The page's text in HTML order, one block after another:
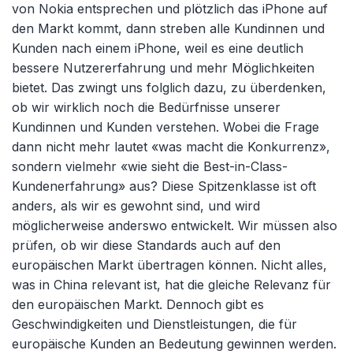
von Nokia entsprechen und plötzlich das iPhone auf
den Markt kommt, dann streben alle Kundinnen und
Kunden nach einem iPhone, weil es eine deutlich
bessere Nutzererfahrung und mehr Möglichkeiten
bietet. Das zwingt uns folglich dazu, zu überdenken,
ob wir wirklich noch die Bedürfnisse unserer
Kundinnen und Kunden verstehen. Wobei die Frage
dann nicht mehr lautet «was macht die Konkurrenz»,
sondern vielmehr «wie sieht die Best-in-Class-
Kundenerfahrung» aus? Diese Spitzenklasse ist oft
anders, als wir es gewohnt sind, und wird
möglicherweise anderswo entwickelt. Wir müssen also
prüfen, ob wir diese Standards auch auf den
europäischen Markt übertragen können. Nicht alles,
was in China relevant ist, hat die gleiche Relevanz für
den europäischen Markt. Dennoch gibt es
Geschwindigkeiten und Dienstleistungen, die für
europäische Kunden an Bedeutung gewinnen werden.